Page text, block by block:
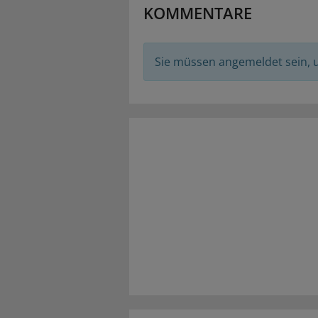
KOMMENTARE
Sie müssen angemeldet